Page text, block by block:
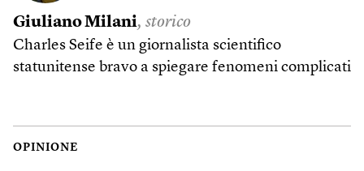
Giuliano Milani, storico
Charles Seife è un giornalista scientifico
statunitense bravo a spiegare fenomeni complicati
OPINIONE